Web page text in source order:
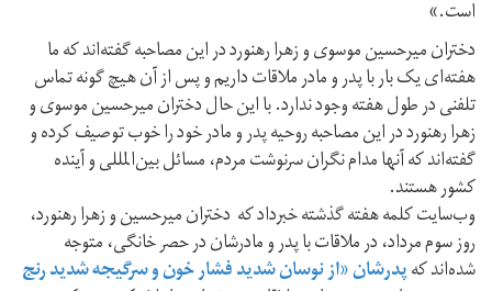
است.»
دختران میرحسین موسوی و زهرا رهنورد در این مصاحبه گفته‌اند که ما
هفته‌ای یک بار با پدر و مادر ملاقات داریم و پس از آن هیچ گونه تماس
تلفنی در طول هفته وجود ندارد. با این حال دختران میرحسین موسوی و
زهرا رهنورد در این مصاحبه روحیه پدر و مادر خود را خوب توصیف کرده و
گفته‌اند که آنها مدام نگران سرنوشت مردم، مسائل بین‌المللی و آینده
کشور هستند.
وب‌سایت کلمه هفته گذشته خبرداد که دختران میرحسین و زهرا رهنورد،
روز سوم مرداد، در ملاقات با پدر و مادرشان در حصر خانگی، متوجه
شده‌اند کهپدرشان «از نوسان شدید فشار خون و سرگیجه شدید رنج